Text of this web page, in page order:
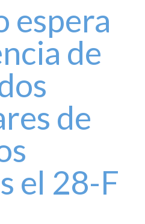
VECINAL
espera
de
de
el 28-F